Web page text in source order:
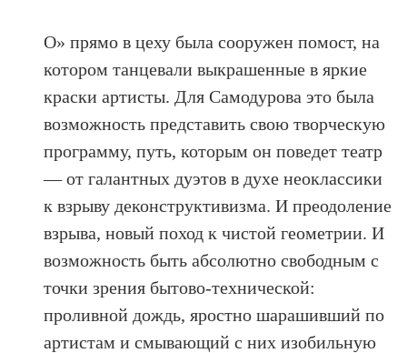
O» прямо в цеху была сооружен помост, на
котором танцевали выкрашенные в яркие
краски артисты. Для Самодурова это была
возможность представить свою творческую
программу, путь, которым он поведет театр
— от галантных дуэтов в духе неоклассики
к взрыву деконструктивизма. И преодоление
взрыва, новый поход к чистой геометрии. И
возможность быть абсолютно свободным с
точки зрения бытово-технической:
проливной дождь, яростно шарашивший по
артистам и смывающий с них изобильную